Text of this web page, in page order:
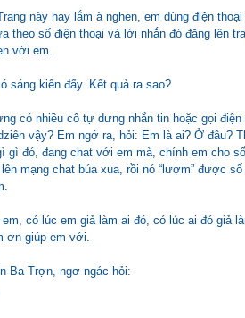
này hay lắm à nghen, em dùng điện
theo số điện thoại và lời nhắn đó đăng lên
với em.
sáng kiến đấy. Kết quả ra sao?
có nhiều cô tự dưng nhắn tin hoặc gọi điện
vậy? Em ngớ ra, hỏi: Em là ai? Ở đâu?
gì đó, đang chat với em mà, chính em cho
mạng chat búa xua, rồi nó “lượm” được
có lúc em giả làm ai đó, có lúc ai đó giả
ơn giúp em với.
Ba Trợn, ngơ ngác hỏi: